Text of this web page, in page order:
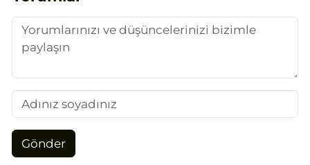
adım attım.
Gönder